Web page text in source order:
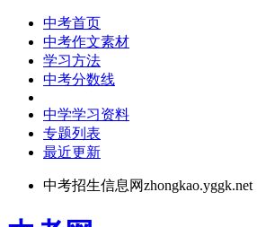
中考首页
中考作文素材
学习方法
中考分数线
中学学习资料
专题列表
最近更新
中考招生信息网zhongkao.yggk.net